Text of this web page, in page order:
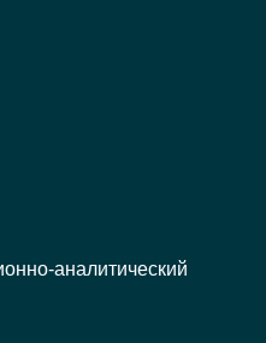
аналитический